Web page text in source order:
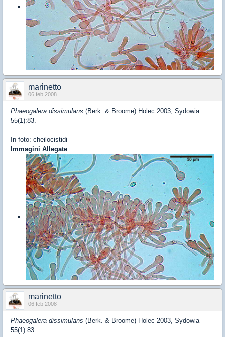
marinetto
06 feb 2008
Phaeogalera dissimulans (Berk. & Broome) Holec 2003, Sydowia
55(1):83.
In foto: cheilocistidi
Immagini Allegate
marinetto
06 feb 2008
Phaeogalera dissimulans (Berk. & Broome) Holec 2003, Sydowia
55(1):83.